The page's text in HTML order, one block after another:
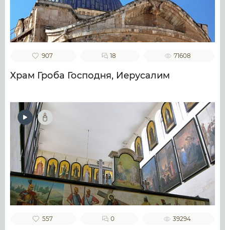
907 18 71608
Храм Гроба Господня, Иерусалим
557 0 39294